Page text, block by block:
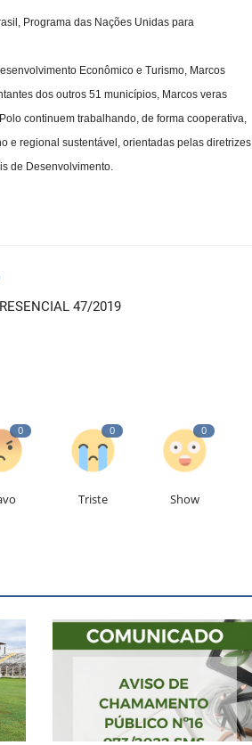
Programa das Nações Unidas para
Econômico e Turismo, Marcos
dos outros 51 municípios, Marcos veras
continuem trabalhando, de forma cooperativa,
e regional sustentável, orientadas pelas diretrizes
de Desenvolvimento.
47/2019
0 0
Triste
0
Show